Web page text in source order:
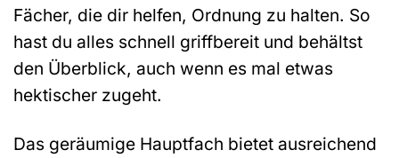
Fächer, die dir helfen, Ordnung zu halten. So
hast du alles schnell griffbereit und behältst
den Überblick, auch wenn es mal etwas
hektischer zugeht.
Das geräumige Hauptfach bietet ausreichend